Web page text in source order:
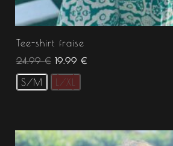
Tee-shirt fraise
24.99€ 19.99 €
S/M L/XL